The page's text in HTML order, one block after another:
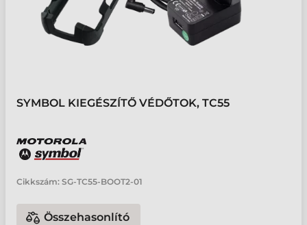
SYMBOL KIEGÉSZÍTŐ VÉDŐTOK, TC55
Cikkszám: SG-TC55-BOOT2-01
Összehasonlító